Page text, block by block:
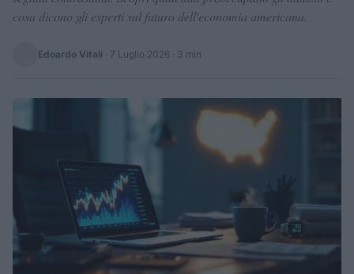
cosa dicono gli esperti sul futuro dell'economia americana.
Edoardo Vitali · 7 Luglio 2026 · 3 min